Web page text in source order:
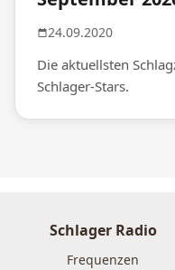
24.09.2020
Die aktuellsten
Schlager-Stars.
Schlager Radio
Frequenzen